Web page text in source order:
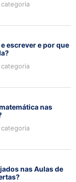
categoria
escrever e por que
categoria
nas
categoria
nas Aulas de